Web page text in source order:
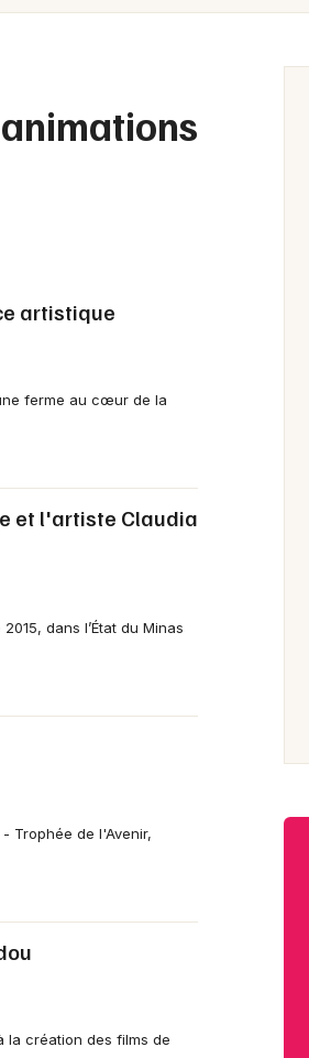
artistique
ferme au cœur de la
et l'artiste Claudia
dans l’État du Minas
Trophée de l'Avenir,
la création des films de